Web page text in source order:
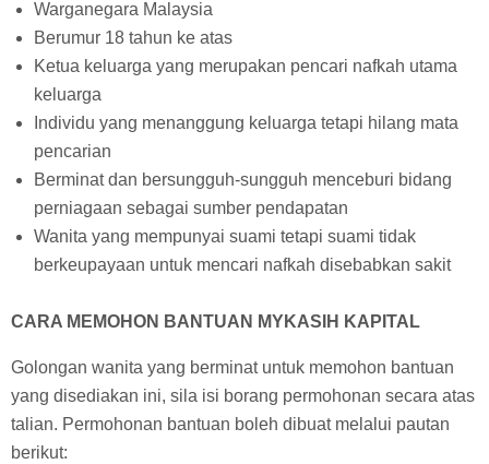
Warganegara Malaysia
Berumur 18 tahun ke atas
Ketua keluarga yang merupakan pencari nafkah utama
keluarga
Individu yang menanggung keluarga tetapi hilang mata
pencarian
Berminat dan bersungguh-sungguh menceburi bidang
perniagaan sebagai sumber pendapatan
Wanita yang mempunyai suami tetapi suami tidak
berkeupayaan untuk mencari nafkah disebabkan sakit
CARA MEMOHON BANTUAN MYKASIH KAPITAL
Golongan wanita yang berminat untuk memohon bantuan
yang disediakan ini, sila isi borang permohonan secara atas
talian. Permohonan bantuan boleh dibuat melalui pautan
berikut: